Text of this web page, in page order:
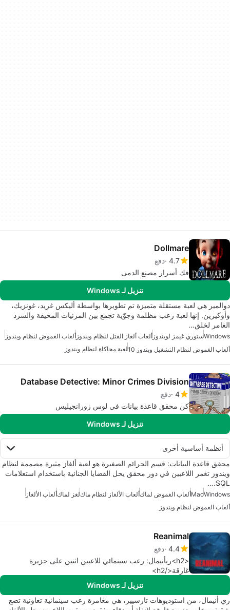
Dollmare
4.7 دفع
فك أسرار مصنع الدمى
تنزيل لـ Windows
دوالمير هي لعبة مستقلة متميزة تم تطويرها بواسطة أليكس غريد، غونزيك،
وأوكيرين. إنها لعبة رعب مظلمة وجوّية تجمع بين المرئيات المخيفة والسرد
الغامر لخلق…
Windowsستوري غيمز لويندوز ألعاب ألغاز القتل لنظام ويندوز ألعاب الغموض لنظام ويندوز
ألعاب الغموض لنظام التشغيل ويندوز 10
لعبة محاكاة لنظام ويندوز
Database Detective: Minor Crimes Division
4 دفع
كن محقق قاعدة بيانات في لوس زورانجيليس
تنزيل لـ Windows
أنظمة أساسية أخرى
محقق قاعدة البيانات: قسم الجرائم الصغيرة هو لعبة ألغاز مثيرة مصممة لنظام
ويندوز تغمر اللاعبين في دور محقق يحل القضايا الجنائية باستخدام استعلامات
SQL.…
Windows
Macألعاب الغموض لماكألعاب الألغاز لنظام ماكلغز لماكألعاب الألغاز
ألعاب الغموض لنظام ويندوز
Reanimal
4.4 دفع
<h2>ريأنيمال: رعب سينمائي للاعبين اثنين على جزيرة
غارقة</h2>
تنزيل لـ Windows
ري أنيمال، من استوديوهات تارسيير، هي مغامرة رعب سينمائية تعاونية تضع